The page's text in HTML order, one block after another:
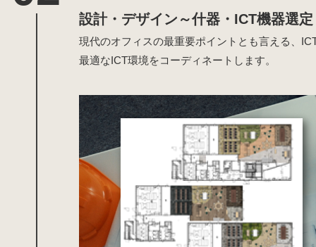
設計・デザイン～什器・ICT機器選定
現代のオフィスの最重要ポイントとも言える、
最適なICT環境をコーディネートします。